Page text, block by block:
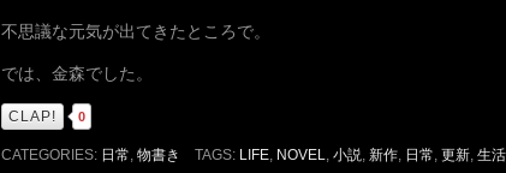
不思議な元気が出てきたところで。
では、金森でした。
CLAP! 0
CATEGORIES: 日常, 物書き TAGS: LIFE, NOVEL, 小説, 新作, 日常, 更新, 生活